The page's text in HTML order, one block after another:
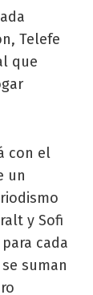
Telefe
que
con el
un
y Sofi
cada
suman